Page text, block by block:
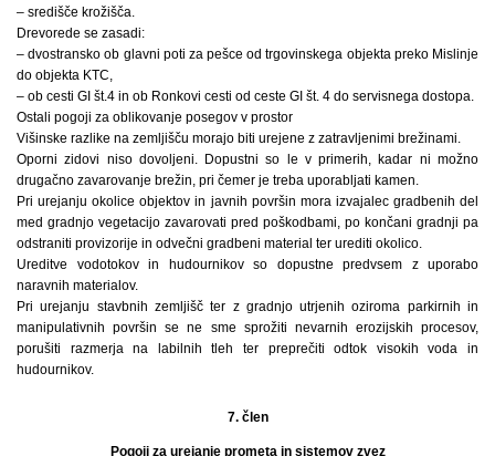
– središče krožišča.
Drevorede se zasadi:
– dvostransko ob glavni poti za pešce od trgovinskega objekta preko Mislinje
do objekta KTC,
– ob cesti GI št.4 in ob Ronkovi cesti od ceste GI št. 4 do servisnega dostopa.
Ostali pogoji za oblikovanje posegov v prostor
Višinske razlike na zemljišču morajo biti urejene z zatravljenimi brežinami.
Oporni zidovi niso dovoljeni. Dopustni so le v primerih, kadar ni možno
drugačno zavarovanje brežin, pri čemer je treba uporabljati kamen.
Pri urejanju okolice objektov in javnih površin mora izvajalec gradbenih del
med gradnjo vegetacijo zavarovati pred poškodbami, po končani gradnji pa
odstraniti provizorije in odvečni gradbeni material ter urediti okolico.
Ureditve vodotokov in hudournikov so dopustne predvsem z uporabo
naravnih materialov.
Pri urejanju stavbnih zemljišč ter z gradnjo utrjenih oziroma parkirnih in
manipulativnih površin se ne sme sprožiti nevarnih erozijskih procesov,
porušiti razmerja na labilnih tleh ter preprečiti odtok visokih voda in
hudournikov.
7. člen
Pogoji za urejanje prometa in sistemov zvez